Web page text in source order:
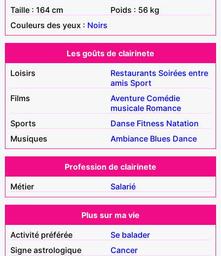
Taille : 164 cm
Poids : 56 kg
Couleurs des yeux : Noirs
Les goûts de clairinete
Loisirs
Restaurants Soirées entre
amis Sport
Films
Aventure Comédie
musicale Romance
Sports
Danse Fitness Natation
Musiques
Ambiance Blues Dance
Profession de clairinete
Métier
Salarié
Plus sur ma vie
Activité préférée
Se balader
Signe astrologique
Cancer